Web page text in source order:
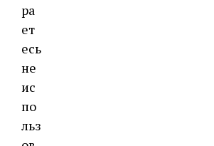
ра
ет
есь
не
ис
по
льз